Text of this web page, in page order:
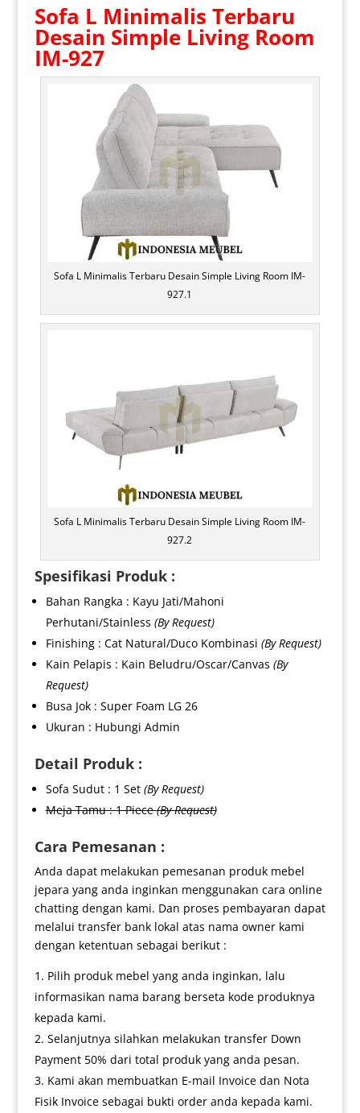
Sofa L Minimalis Terbaru
Desain Simple Living Room
IM-927
Sofa L Minimalis Terbaru Desain Simple Living Room IM-
927.1
Sofa L Minimalis Terbaru Desain Simple Living Room IM-
927.2
Spesifikasi Produk :
Bahan Rangka : Kayu Jati/Mahoni
Perhutani/Stainless (By Request)
Finishing : Cat Natural/Duco Kombinasi (By Request)
Kain Pelapis : Kain Beludru/Oscar/Canvas (By
Request)
Busa Jok : Super Foam LG 26
Ukuran : Hubungi Admin
Detail Produk :
Sofa Sudut : 1 Set (By Request)
Meja Tamu : 1 Piece(By Request)
Cara Pemesanan :
Anda dapat melakukan pemesanan produk mebel
jepara yang anda inginkan menggunakan cara online
chatting dengan kami. Dan proses pembayaran dapat
melalui transfer bank lokal atas nama owner kami
dengan ketentuan sebagai berikut :
Pilih produk mebel yang anda inginkan, lalu
informasikan nama barang berseta kode produknya
kepada kami.
Selanjutnya silahkan melakukan transfer Down
Payment 50% dari total produk yang anda pesan.
Kami akan membuatkan E-mail Invoice dan Nota
Fisik Invoice sebagai bukti order anda kepada kami.